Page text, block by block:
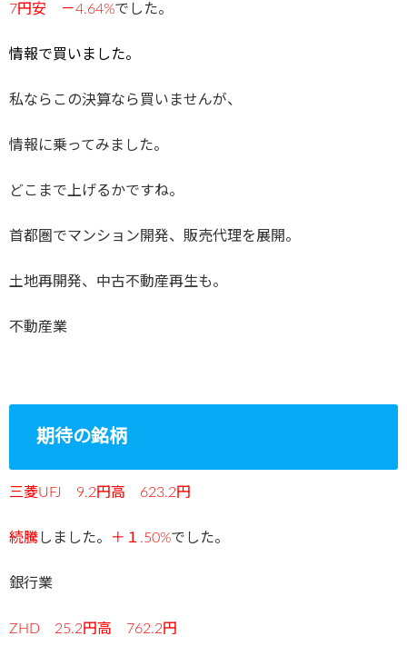
7円安 －4.64%でした。
情報で買いました。
私ならこの決算なら買いませんが、
情報に乗ってみました。
どこまで上げるかですね。
首都圏でマンション開発、販売代理を展開。
土地再開発、中古不動産再生も。
不動産業
期待の銘柄
三菱UFJ 9.2円高 623.2円
続騰しました。 ＋１.50%でした。
銀行業
ZHD 25.2円高 762.2円